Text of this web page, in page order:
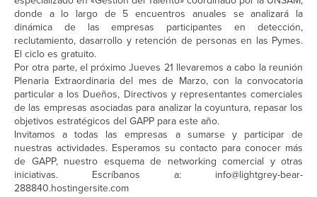
donde a lo largo de 5 encuentros anuales se analizará la
dinámica de las empresas participantes en detección,
reclutamiento, dasarrollo y retención de personas en las Pymes.
El ciclo es gratuito.
Por otra parte, el próximo Jueves 21 llevaremos a cabo la reunión
Plenaria Extraordinaria del mes de Marzo, con la convocatoria
particular a los Dueños, Directivos y representantes comerciales
de las empresas asociadas para analizar la coyuntura, repasar los
objetivos estratégicos del GAPP para este año.
Invitamos a todas las empresas a sumarse y participar de
nuestras actividades. Esperamos su contacto para conocer más
de GAPP, nuestro esquema de networking comercial y otras
iniciativas. Escríbanos a: info@lightgrey-bear-
288840.hostingersite.com